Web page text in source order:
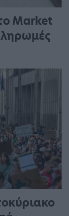
Market